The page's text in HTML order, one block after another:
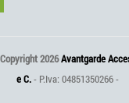
Copyright 2026Avantgarde
e C.- P.Iva: 04851350266 -